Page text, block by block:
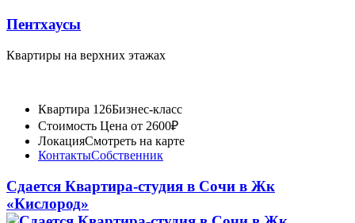
Пентхаусы
Квартиры на верхних этажах
Квартира 126Бизнес-класс
Стоимость Цена от 2600₽
ЛокацияСмотреть на карте
КонтактыСобственник
Сдается Квартира-студия в Сочи в Жк
«Кислород»